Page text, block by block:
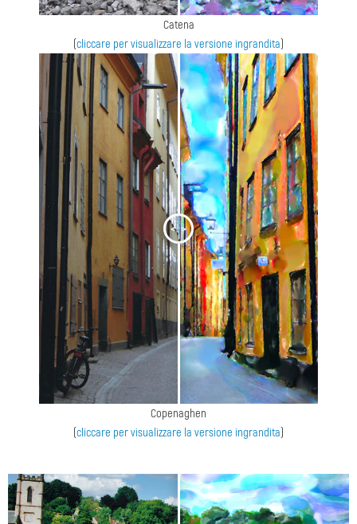
Catena
(cliccare per visualizzare la versione ingrandita)
< >
Copenaghen
(cliccare per visualizzare la versione ingrandita)